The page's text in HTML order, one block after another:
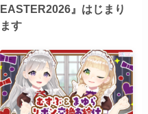
EASTER2026』はじまり
ます